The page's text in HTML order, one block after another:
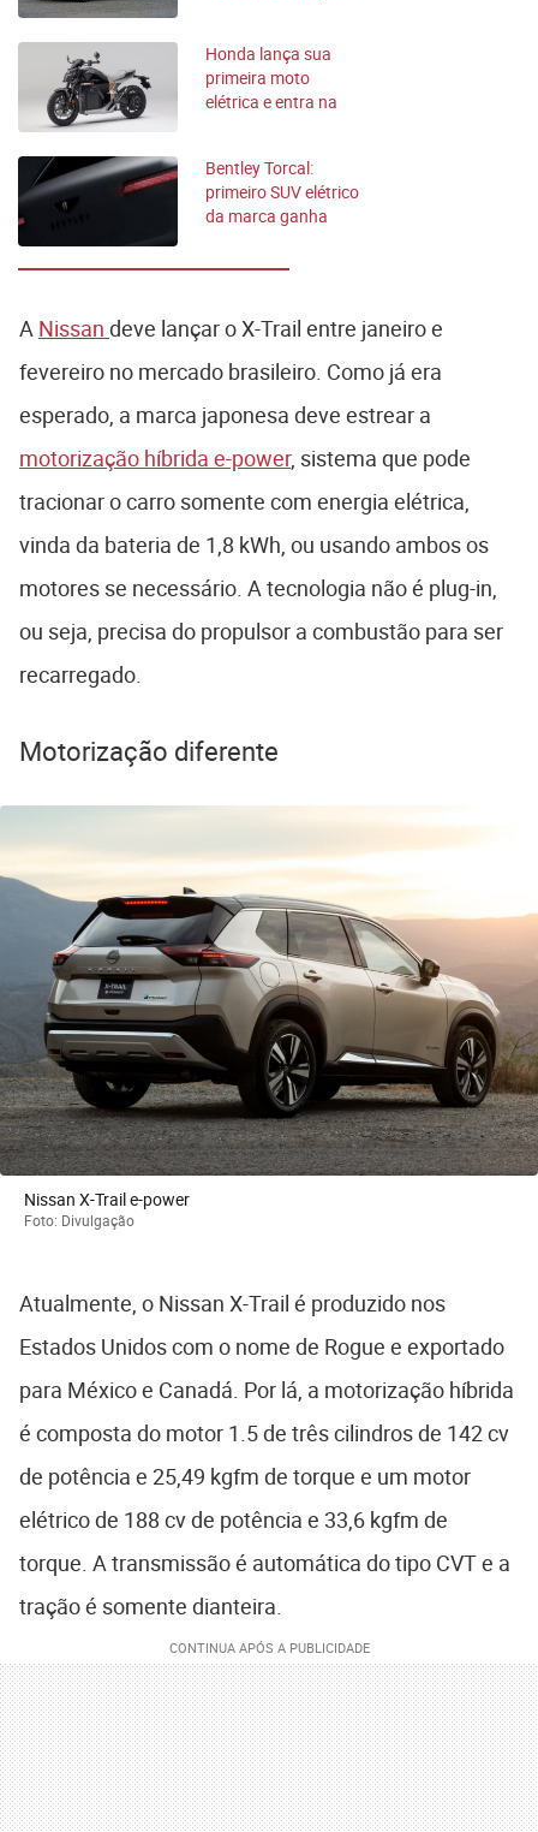
Honda lança sua
primeira moto
elétrica e entra na
Bentley Torcal:
primeiro SUV elétrico
da marca ganha
A Nissan deve lançar o X-Trail entre janeiro e
fevereiro no mercado brasileiro. Como já era
esperado, a marca japonesa deve estrear a
motorização híbrida e-power, sistema que pode
tracionar o carro somente com energia elétrica,
vinda da bateria de 1,8 kWh, ou usando ambos os
motores se necessário. A tecnologia não é plug-in,
ou seja, precisa do propulsor a combustão para ser
recarregado.
Motorização diferente
Nissan X-Trail e-power
Foto: Divulgação
Atualmente, o Nissan X-Trail é produzido nos
Estados Unidos com o nome de Rogue e exportado
para México e Canadá. Por lá, a motorização híbrida
é composta do motor 1.5 de três cilindros de 142 cv
de potência e 25,49 kgfm de torque e um motor
elétrico de 188 cv de potência e 33,6 kgfm de
torque. A transmissão é automática do tipo CVT e a
tração é somente dianteira.